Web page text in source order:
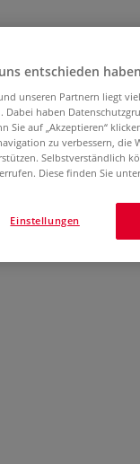
entschieden
unseren Partnern liegt
Dabei haben
Sie auf „Akzeptieren“
zu verbessern, die
Selbstverständlich
Diese finden Sie unter
Einstellungen